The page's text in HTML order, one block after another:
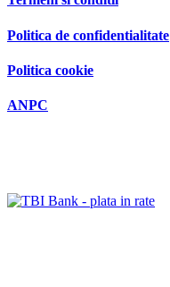
Politica de confidentialitate
Politica cookie
ANPC